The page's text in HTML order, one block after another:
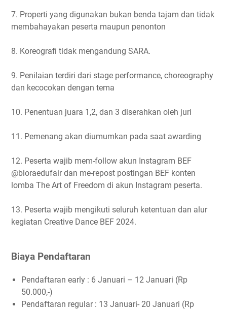
7. Properti yang digunakan bukan benda tajam dan tidak
membahayakan peserta maupun penonton
8. Koreografi tidak mengandung SARA.
9. Penilaian terdiri dari stage performance, choreography
dan kecocokan dengan tema
10. Penentuan juara 1,2, dan 3 diserahkan oleh juri
11. Pemenang akan diumumkan pada saat awarding
12. Peserta wajib mem-follow akun Instagram BEF
@bloraedufair dan me-repost postingan BEF konten
lomba The Art of Freedom di akun Instagram peserta.
13. Peserta wajib mengikuti seluruh ketentuan dan alur
kegiatan Creative Dance BEF 2024.
Biaya Pendaftaran
Pendaftaran early : 6 Januari – 12 Januari (Rp
50.000,-)
Pendaftaran regular : 13 Januari- 20 Januari (Rp